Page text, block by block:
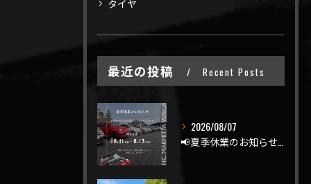
最近の投稿 Recent Posts
2026/08/07